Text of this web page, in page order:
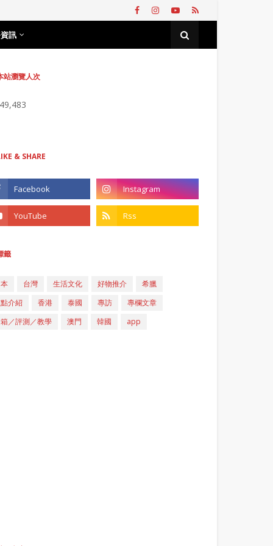
訊
站瀏覽人次
& SHARE
籤
台灣 生活文化 好物推介
希臘
介紹
香港 泰國 專訪
專欄文章
／評測／教學
澳門 韓國 app